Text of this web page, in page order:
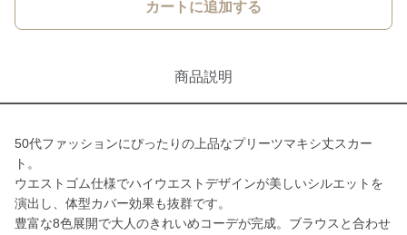
カートに追加する
商品説明
50代ファッションにぴったりの上品なプリーツマキシ丈スカー
ト。
ウエストゴム仕様でハイウエストデザインが美しいシルエットを
演出し、体型カバー効果も抜群です。
豊富な8色展開で大人のきれいめコーデが完成。ブラウスと合わせ